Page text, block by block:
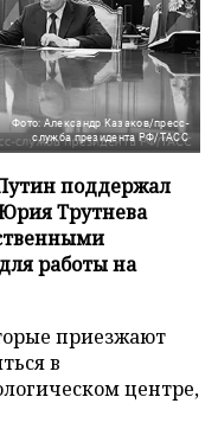
Фото: Александр Казаков/пресс-
служба президента РФ/ТАСС
поддержал
Трутнева
работы на
приезжают
в
центре,